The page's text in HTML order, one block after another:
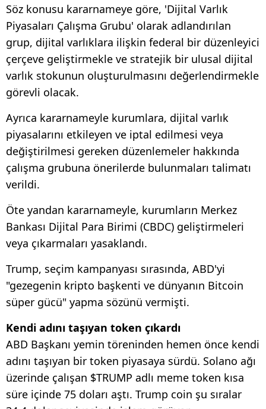
Söz konusu kararnameye göre, 'Dijital Varlık
Piyasaları Çalışma Grubu' olarak adlandırılan
grup, dijital varlıklara ilişkin federal bir düzenleyici
çerçeve geliştirmekle ve stratejik bir ulusal dijital
varlık stokunun oluşturulmasını değerlendirmekle
görevli olacak.
Ayrıca kararnameyle kurumlara, dijital varlık
piyasalarını etkileyen ve iptal edilmesi veya
değiştirilmesi gereken düzenlemeler hakkında
çalışma grubuna önerilerde bulunmaları talimatı
verildi.
Öte yandan kararnameyle, kurumların Merkez
Bankası Dijital Para Birimi (CBDC) geliştirmeleri
veya çıkarmaları yasaklandı.
Trump, seçim kampanyası sırasında, ABD'yi
"gezegenin kripto başkenti ve dünyanın Bitcoin
süper gücü" yapma sözünü vermişti.
Kendi adını taşıyan token çıkardı
ABD Başkanı yemin töreninden hemen önce kendi
adını taşıyan bir token piyasaya sürdü. Solano ağı
üzerinde çalışan $TRUMP adlı meme token kısa
süre içinde 75 doları aştı. Trump coin şu sıralar